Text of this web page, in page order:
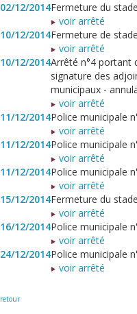
02/12/2014Fermeture du
voir arrêté
10/12/2014Fermeture de
voir arrêté
10/12/2014Arrêté n°4 portant
signature des
municipaux -
voir arrêté
11/12/2014Police municipale
voir arrêté
11/12/2014Police municipale
voir arrêté
11/12/2014Police municipale
voir arrêté
15/12/2014Fermeture du
voir arrêté
16/12/2014Police municipale
voir arrêté
24/12/2014Police municipale
voir arrêté
retour